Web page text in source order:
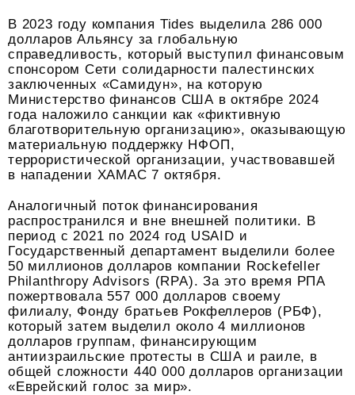
В 2023 году компания Tides выделила 286 000
долларов Альянсу за глобальную
справедливость, который выступил финансовым
спонсором Сети солидарности палестинских
заключенных «Самидун», на которую
Министерство финансов США в октябре 2024
года наложило санкции как «фиктивную
благотворительную организацию», оказывающую
материальную поддержку НФОП,
террористической организации, участвовавшей
в нападении ХАМАС 7 октября.
Аналогичный поток финансирования
распространился и вне внешней политики. В
период с 2021 по 2024 год USAID и
Государственный департамент выделили более
50 миллионов долларов компании Rockefeller
Philanthropy Advisors (RPA). За это время РПА
пожертвовала 557 000 долларов своему
филиалу, Фонду братьев Рокфеллеров (РБФ),
который затем выделил около 4 миллионов
долларов группам, финансирующим
антиизраильские протесты в США и раиле, в
общей сложности 440 000 долларов организации
«Еврейский голос за мир».